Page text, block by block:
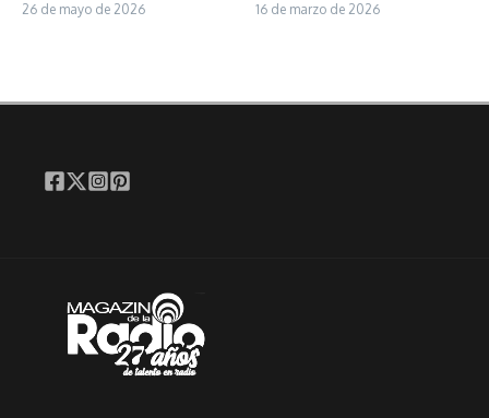
26 de mayo de 2026 16 de marzo de 2026